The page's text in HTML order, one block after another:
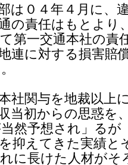
は０４年４月に、
の責任はもとより
第一交通本社の責
連に対する損害賠
社関与を地裁以上
当初からの思惑を
然予想され」るが
抑えてきた実績と
に長けた人材がそ